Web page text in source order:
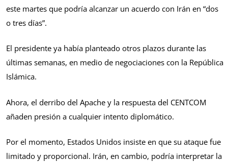
este martes que podría alcanzar un acuerdo con Irán en “dos
o tres días”.
El presidente ya había planteado otros plazos durante las
últimas semanas, en medio de negociaciones con la República
Islámica.
Ahora, el derribo del Apache y la respuesta del CENTCOM
añaden presión a cualquier intento diplomático.
Por el momento, Estados Unidos insiste en que su ataque fue
limitado y proporcional. Irán, en cambio, podría interpretar la